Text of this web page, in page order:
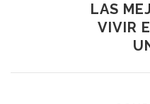
LAS
VIVIR